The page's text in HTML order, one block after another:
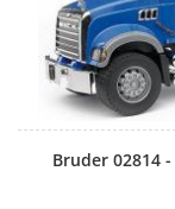
Bruder 02814